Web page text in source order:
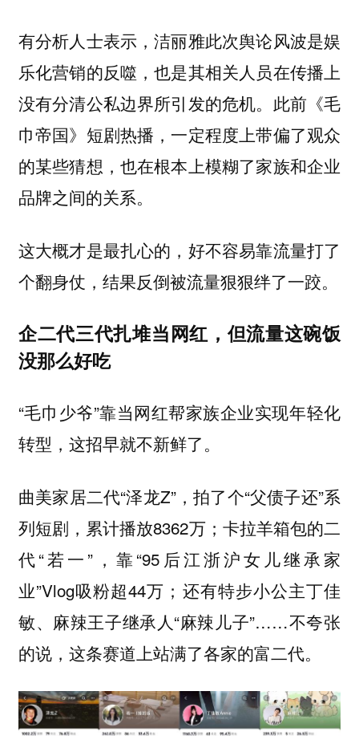
有分析人士表示，洁丽雅此次舆论风波是娱
乐化营销的反噬，也是其相关人员在传播上
没有分清公私边界所引发的危机。此前《毛
巾帝国》短剧热播，一定程度上带偏了观众
的某些猜想，也在根本上模糊了家族和企业
品牌之间的关系。
这大概才是最扎心的，好不容易靠流量打了
个翻身仗，结果反倒被流量狠狠绊了一跤。
企二代三代扎堆当网红，但流量这碗饭
没那么好吃
“毛巾少爷”靠当网红帮家族企业实现年轻化
转型，这招早就不新鲜了。
曲美家居二代“泽龙Z”，拍了个“父债子还”系
列短剧，累计播放8362万；卡拉羊箱包的二
代“若一”，靠“95后江浙沪女儿继承家
业”Vlog吸粉超44万；还有特步小公主丁佳
敏、麻辣王子继承人“麻辣儿子”……不夸张
的说，这条赛道上站满了各家的富二代。